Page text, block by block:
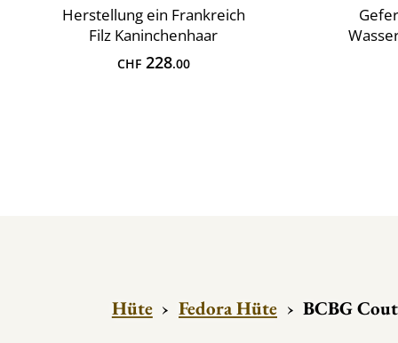
Herstellung ein Frankreich
Filz Kaninchenhaar
CHF228.00
Hüte › Fedora Hüte › BCBG